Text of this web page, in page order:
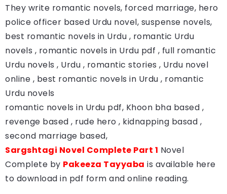
They write romantic novels, forced marriage, hero
police officer based Urdu novel, suspense novels,
best romantic novels in Urdu , romantic Urdu
novels , romantic novels in Urdu pdf , full romantic
Urdu novels , Urdu , romantic stories , Urdu novel
online , best romantic novels in Urdu , romantic
Urdu novels
romantic novels in Urdu pdf, Khoon bha based ,
revenge based , rude hero , kidnapping basad ,
second marriage based,
Sargshtagi Novel Complete Part 1 Novel
Complete by Pakeeza Tayyaba is available here
to download in pdf form and online reading.